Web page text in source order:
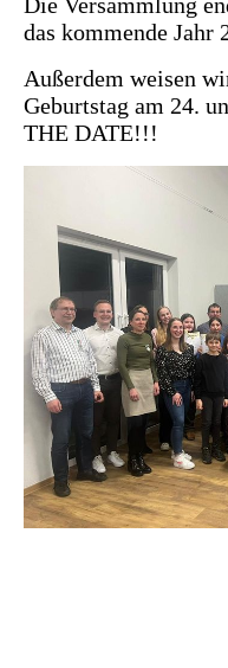
das kommende Jahr
Außerdem weisen
Geburtstag am 24.
THE DATE!!!